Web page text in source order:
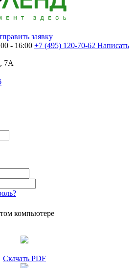
заявку
- 16:00 +7 (495) 120-70-62 Написать
7А
компьютере
Скачать PDF